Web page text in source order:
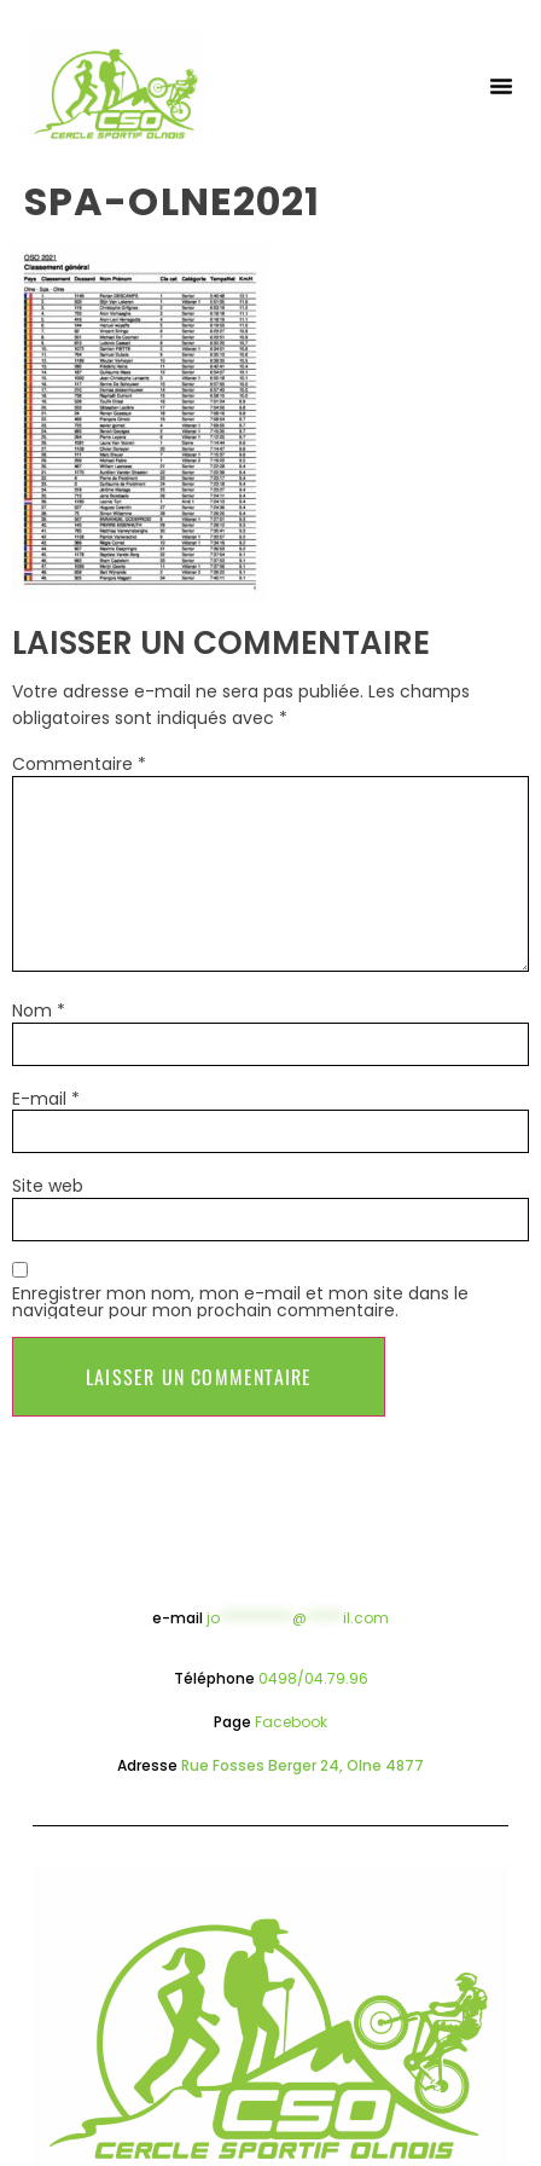
SPA-OLNE2021
LAISSER UN COMMENTAIRE
Votre adresse e-mail ne sera pas publiée. Les champs
obligatoires sont indiqués avec *
Commentaire *
Nom *
E-mail *
Site web
Enregistrer mon nom, mon e-mail et mon site dans le
navigateur pour mon prochain commentaire.
e-mailjo @ il.com
Téléphone 0498/04.79.96
Page Facebook
Adresse Rue Fosses Berger 24, Olne 4877